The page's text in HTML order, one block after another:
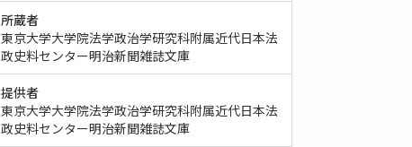
所蔵者
東京大学大学院法学政治学研究科附属近代日本法
政史料センター明治新聞雑誌文庫
提供者
東京大学大学院法学政治学研究科附属近代日本法
政史料センター明治新聞雑誌文庫